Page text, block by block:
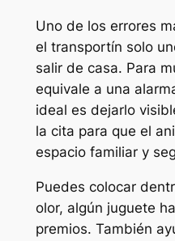
Uno de los errores
el transportín solo
salir de casa. Para
equivale a una
ideal es dejarlo
la cita para que el
espacio familiar y
Puedes colocar
olor, algún juguete
premios. También